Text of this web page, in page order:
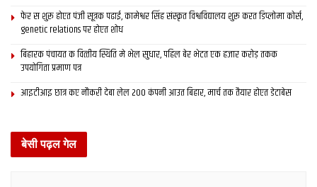
फेर स शुरू होएत पंजी सूत्रक पढाई, कामेश्वर सिंह संस्कृत विश्वविद्यालय शुरू करत डिप्लोमा कोर्स,
genetic relations पर होएत शोध
बिहारक पंचायत क वित्‍तीय स्थिति मे भेल सुधार, पहिल बेर भेटत एक हजार करोड़ तकक
उपयोगिता प्रमाण पत्र
आइटीआइ छात्र कए नौकरी देबा लेल 200 कंपनी आउत बिहार, मार्च तक तैयार होएत डेटाबेस
बेसी पढ़ल गेल